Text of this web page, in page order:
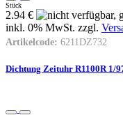
Stück
2.94 €
inkl. 0% MwSt. zzgl.
Artikelcode: 6211DZ732
Dichtung Zeituhr R1100R 1/